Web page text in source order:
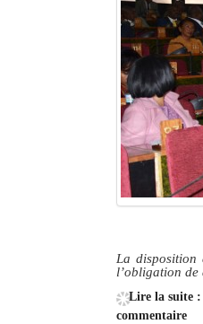
La disposition
l’obligation
Lire la suite :
commentaire